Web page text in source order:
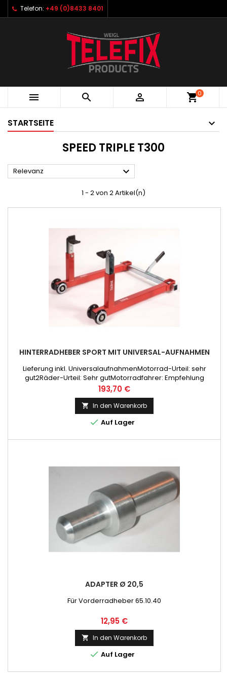
Telefon: +49 (0)8433 8401
   shopping_cart0
STARTSEITE
SPEED TRIPLE T300
Relevanz 
1 - 2 von 2 Artikel(n)
HINTERRADHEBER SPORT MIT UNIVERSAL-AUFNAHMEN
Lieferung inkl. UniversalaufnahmenMotorrad-Urteil: sehr
gut2Räder-Urteil: Sehr gutMotorradfahrer: Empfehlung
Preis
193,70 €
 In den Warenkorb
 Auf Lager
ADAPTER Ø 20,5
Für Vorderradheber 65.10.40
Preis
12,95 €
 In den Warenkorb
 Auf Lager